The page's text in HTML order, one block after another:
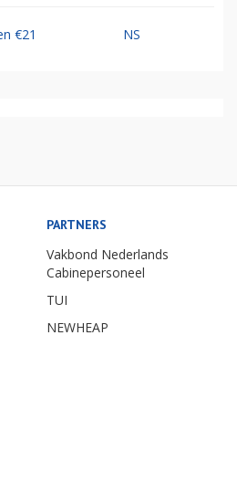
€21 NS
PARTNERS
Vakbond Nederlands
Cabinepersoneel
TUI
NEWHEAP